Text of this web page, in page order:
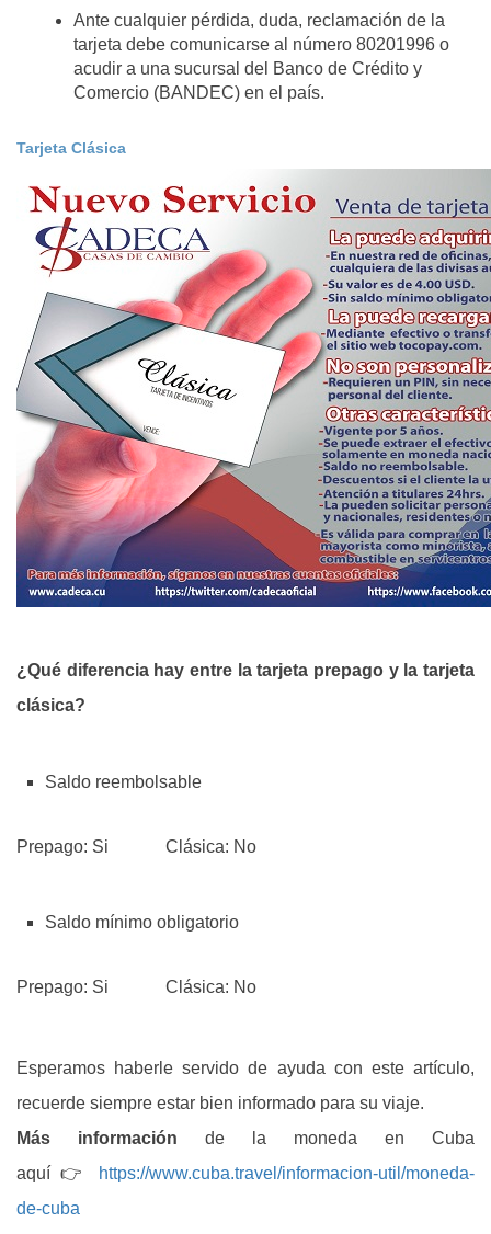
Ante cualquier pérdida, duda, reclamación de la
tarjeta debe comunicarse al número 80201996 o
acudir a una sucursal del Banco de Crédito y
Comercio (BANDEC) en el país.
Tarjeta Clásica
¿Qué diferencia hay entre la tarjeta prepago y la tarjeta
clásica?
Saldo reembolsable
Prepago: Si Clásica: No
Saldo mínimo obligatorio
Prepago: Si Clásica: No
Esperamos haberle servido de ayuda con este artículo,
recuerde siempre estar bien informado para su viaje.
Más información de la moneda en Cuba
aquí 👉
https://www.cuba.travel/informacion-util/moneda-
de-cuba